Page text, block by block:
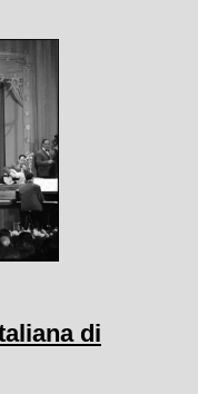
di